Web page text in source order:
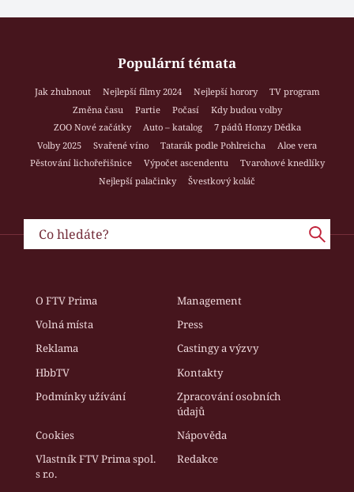
Populární témata
Jak zhubnout Nejlepší filmy 2024 Nejlepší horory
TV program
Změna času
Partie Počasí
Kdy budou volby
ZOO Nové začátky
Auto – katalog
7 pádů Honzy Dědka
Volby 2025
Svařené víno Tatarák podle Pohlreicha
Aloe vera
Pěstování lichořeřišnice
Výpočet ascendentu
Tvarohové knedlíky
Nejlepší palačinky
Švestkový koláč
O FTV Prima
Management
Volná místa
Press
Reklama
Castingy a výzvy
HbbTV
Kontakty
Podmínky užívání
Zpracování osobních
údajů
Cookies
Nápověda
Vlastník FTV Prima spol.
s r.o.
Redakce